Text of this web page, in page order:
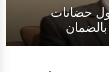
حضانات